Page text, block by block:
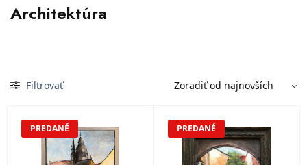
Architektúra
Filtrovať
PREDANÉ PREDANÉ